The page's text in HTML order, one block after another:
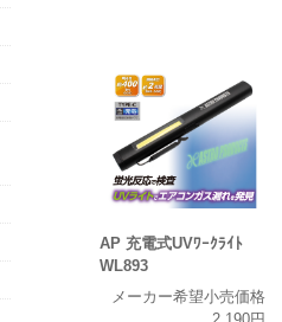
AP 充電式UVﾜｰｸﾗｲﾄ
WL893
メーカー希望小売価格